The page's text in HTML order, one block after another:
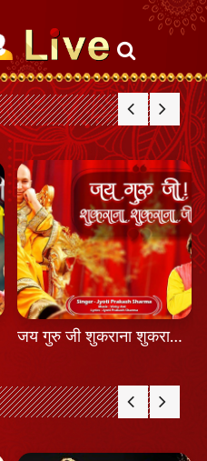
जय गुरु जी शुकराना शुकराना जी Jai Guru Ji Shukrana Shukrana Ji